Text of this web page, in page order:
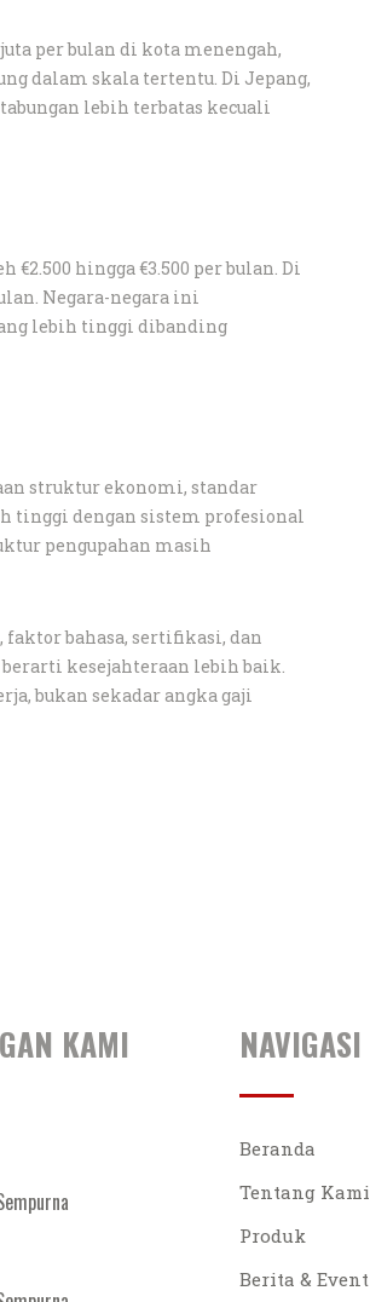
per bulan di kota menengah,
dalam skala tertentu. Di Jepang,
lebih terbatas kecuali
hingga €3.500 per bulan. Di
Negara-negara ini
lebih tinggi dibanding
struktur ekonomi, standar
tinggi dengan sistem profesional
pengupahan masih
bahasa, sertifikasi, dan
kesejahteraan lebih baik.
bukan sekadar angka gaji
KAMI NAVIGASI
Beranda
Tentang Kami
Produk
Berita & Event